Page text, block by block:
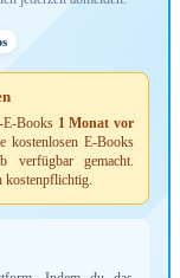
E-Books 1 Monat vor
kostenlosen E-Books
verfügbar gemacht.